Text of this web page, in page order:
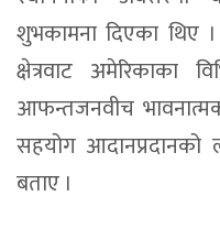
शुभकामना दिएका थिए
क्षेत्रवाट अमेरिकाका
आफन्तजनवीच
सहयोग आदानप्रदानको
बताए ।